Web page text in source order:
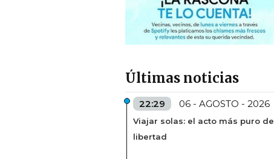
Últimas noticias
22:29 06 - AGOSTO - 2026
Viajar solas: el acto más puro de
libertad